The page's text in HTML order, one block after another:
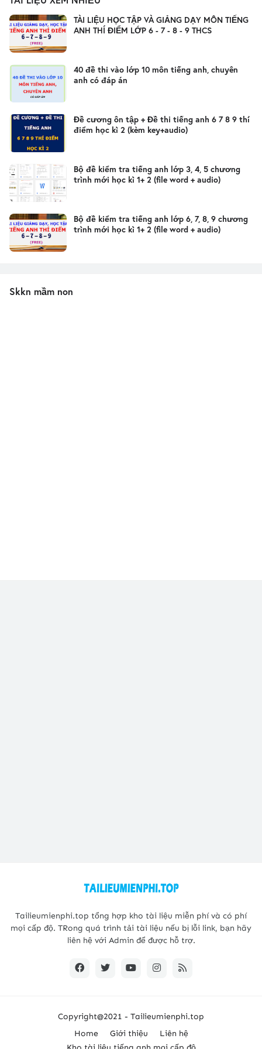
TÀI LIỆU HỌC TẬP VÀ GIẢNG DẠY MÔN TIẾNG
ANH THÍ ĐIỂM LỚP 6 - 7 - 8 - 9 THCS
40 đề thi vào lớp 10 môn tiếng anh, chuyên
anh có đáp án
Đề cương ôn tập + Đề thi tiếng anh 6 7 8 9 thí
điểm học kì 2 (kèm key+audio)
Bộ đề kiểm tra tiếng anh lớp 3, 4, 5 chương
trình mới học kì 1+ 2 (file word + audio)
Bộ đề kiểm tra tiếng anh lớp 6, 7, 8, 9 chương
trình mới học kì 1+ 2 (file word + audio)
Skkn mầm non
Tailieumienphi.top tổng hợp kho tài liệu miễn phí và có phí
mọi cấp độ. TRong quá trình tải tài liệu nếu bị lỗi link, bạn hãy
liên hệ với Admin để được hỗ trợ.
Copyright@2021 - Tailieumienphi.top
Home
Giới thiệu
Liên hệ